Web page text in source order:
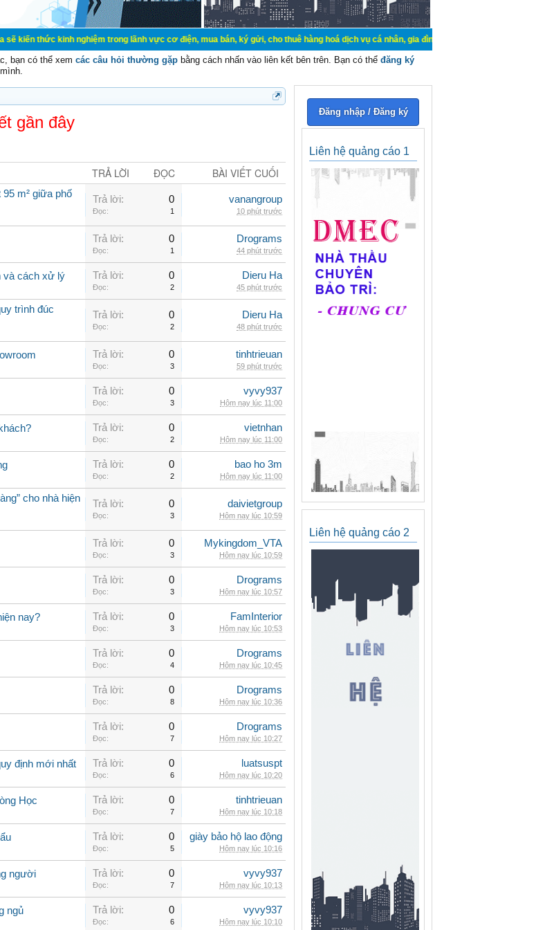
kinh nghiệm trong lãnh vực cơ điện, mua bán, ký gửi, cho thuê hàng hoá dịch vụ cá nhân, gia đình. Mua bán, ký gửi, cho thuê thiết bị hệ
bạn có thể xem các câu hỏi thường gặp bằng cách nhấn vào liên kết bên trên. Bạn có thể đăng ký
gần đây
TRẢ LỜI ĐỌC BÀI VIẾT CUỐI
95 m² giữa phố
Trả lời: 0
Đọc: 1
vanangroup
10 phút trước
Trả lời: 0
Đọc: 1
Drograms
44 phút trước
và cách xử lý Trả lời: 0
Đọc: 2
Dieru Ha
45 phút trước
trình đúc
Trả lời: 0
Đọc: 2
Dieru Ha
48 phút trước
Trả lời: 0
Đọc: 3
tinhtrieuan
59 phút trước
Trả lời: 0
Đọc: 3
vyvy937
Hôm nay lúc 11:00
Trả lời: 0
Đọc: 2
vietnhan
Hôm nay lúc 11:00
Trả lời: 0
Đọc: 2
bao ho 3m
Hôm nay lúc 11:00
cho nhà hiện
Trả lời: 0
Đọc: 3
daivietgroup
Hôm nay lúc 10:59
Trả lời: 0
Đọc: 3
Mykingdom_VTA
Hôm nay lúc 10:59
Trả lời: 0
Đọc: 3
Drograms
Hôm nay lúc 10:57
nay? Trả lời: 0
Đọc: 3
FamInterior
Hôm nay lúc 10:53
Trả lời: 0
Đọc: 4
Drograms
Hôm nay lúc 10:45
Trả lời: 0
Đọc: 8
Drograms
Hôm nay lúc 10:36
Trả lời: 0
Đọc: 7
Drograms
Hôm nay lúc 10:27
định mới nhất Trả lời: 0
Đọc: 6
luatsuspt
Hôm nay lúc 10:20
Học Trả lời: 0
Đọc: 7
tinhtrieuan
Hôm nay lúc 10:18
Trả lời: 0
Đọc: 5
giày bảo hộ lao động
Hôm nay lúc 10:16
người Trả lời: 0
Đọc: 7
vyvy937
Hôm nay lúc 10:13
ngủ Trả lời: 0
Đọc: 6
vyvy937
Hôm nay lúc 10:10
Đăng nhập / Đăng ký
Liên hệ quảng cáo 1
Liên hệ quảng cáo 2